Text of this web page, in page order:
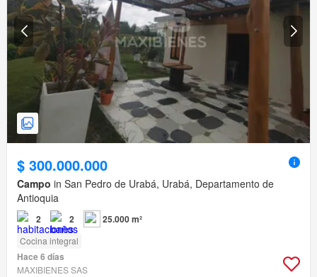
$ 300.000.000
Campo in San Pedro de Urabá, Urabá, Departamento de
Antioquia
2 2 25.000 m²
Cocina integral
Hace 6 días
MAXIBIENES SAS